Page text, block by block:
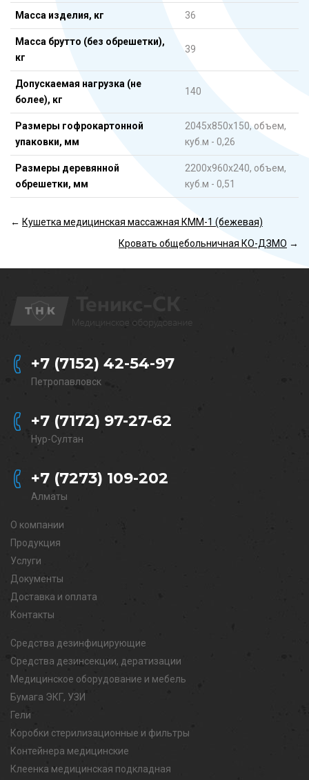
Масса изделия, кг 36
Масса брутто (без обрешетки),
кг
39
Допускаемая нагрузка (не
более), кг
140
Размеры гофрокартонной
упаковки, мм
2045х850х150, объем,
куб.м - 0,26
Размеры деревянной
обрешетки, мм
2200х960х240, объем,
куб.м - 0,51
← Кушетка медицинская массажная КММ-1 (бежевая)
Кровать общебольничная КО-ДЗМО →
+7 (7152) 42-54-97
Петропавловск
+7 (7172) 97-27-62
Нур-Султан
+7 (7273) 109-202
Алматы
О компании
Продукция
Услуги
Документы
Доставка и оплата
Контакты
Средства дезинфицирующие
Средства дезинсекции, дератизации
Медицинское оборудование и мебель
Бумага ЭКГ, УЗИ
Гели
Коробки стерилизационные и фильтры
Контейнера медицинские
Клеенка медицинская подкладная